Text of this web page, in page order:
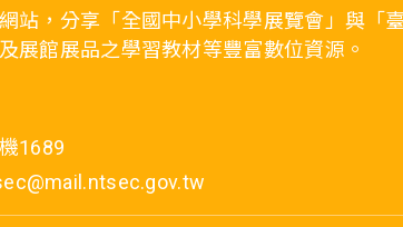
站，分享「全國中小學科學展覽會」與「
展館展品之學習教材等豐富數位資源。
1689